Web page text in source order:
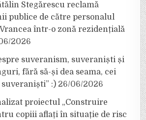
Stegărescu reclamă
publice de către personalul
într-o zonă rezidențială
2026
suveranism, suveraniști și
fără să-și dea seama, cei
:) 26/06/2026
proiectul „Construire
copiii aflați în situație de risc